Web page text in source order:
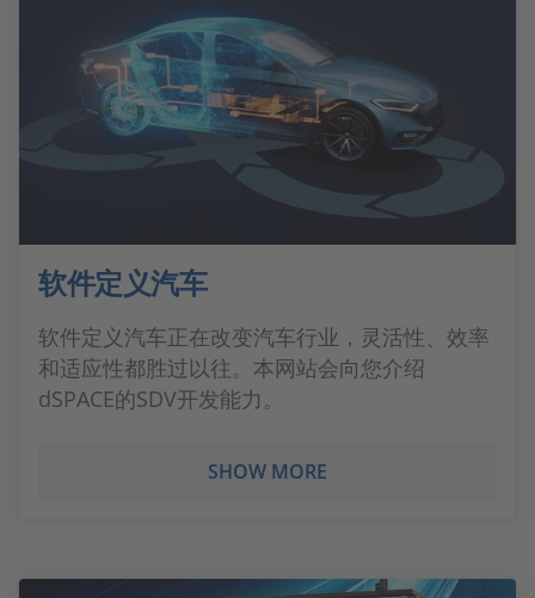
软件定义汽车
软件定义汽车正在改变汽车行业，灵活性、效率
和适应性都胜过以往。本网站会向您介绍
dSPACE的SDV开发能力。
SHOW MORE